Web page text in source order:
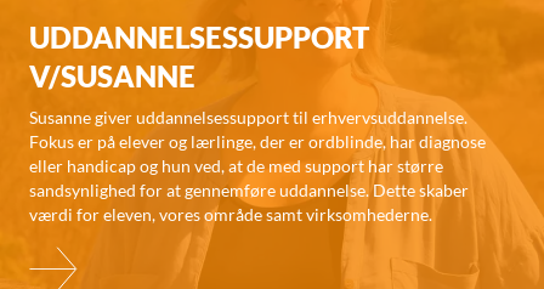
UDDANNELSESSUPPORT
V/SUSANNE
Susanne giver uddannelsessupport til erhvervsuddannelse.
Fokus er på elever og lærlinge, der er ordblinde, har diagnose
eller handicap og hun ved, at de med support har større
sandsynlighed for at gennemføre uddannelse. Dette skaber
værdi for eleven, vores område samt virksomhederne.